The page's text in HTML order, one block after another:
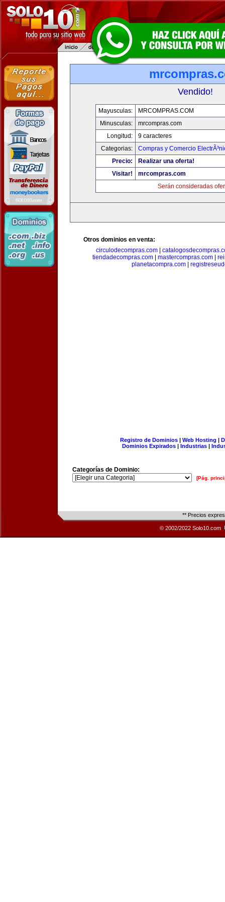
Vendido!
Mayusculas:
MRCOMPRAS.COM
Minusculas:
mrcompras.com
Longitud:
9 caracteres
Categorias:
Compras y Comercio
Precio:
Realizar una oferta!
Visitar!
mrcompras.com
Serán consideradas
Otros dominios en venta:
circulodecompras.com|
tiendadecompras.com| mastercompras.com|
planetacompra.com
Registro de Dominios| Web Hosting |
Dominios Expirados | Industrias |
Categorías de Dominio:
[Pág.
** Precios
© 2002/2022 Solo10.com